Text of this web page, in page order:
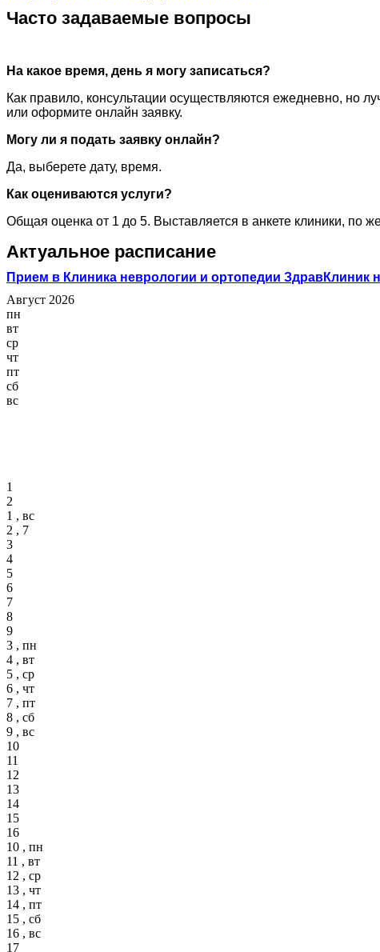
Часто задаваемые вопросы
На какое время, день я могу записаться?
Как правило, консультации осуществляются ежедневно, но
или оформите онлайн заявку.
Могу ли я подать заявку онлайн?
Да, выберете дату, время.
Как оцениваются услуги?
Общая оценка от 1 до 5. Выставляется в анкете клиники, по
Актуальное расписание
Прием в Клиника неврологии и ортопедии ЗдравКлиник
Август 2026
пн
вт
ср
чт
пт
сб
вс
1
2
1 , вс
2 , 7
3
4
5
6
7
8
9
3 , пн
4 , вт
5 , ср
6 , чт
7 , пт
8 , сб
9 , вс
10
11
12
13
14
15
16
10 , пн
11 , вт
12 , ср
13 , чт
14 , пт
15 , сб
16 , вс
17